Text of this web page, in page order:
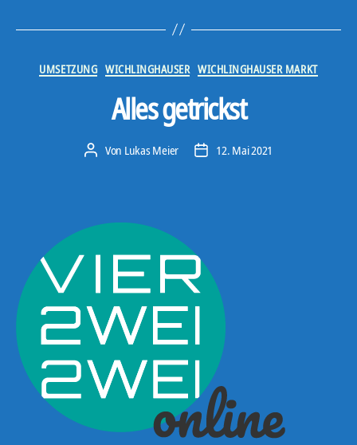
Kategorien
UMSETZUNG WICHLINGHAUSER WICHLINGHAUSER MARKT
Alles getrickst
Beitragsautor
Von Lukas Meier Veröffentlichungsdatum
12. Mai 2021